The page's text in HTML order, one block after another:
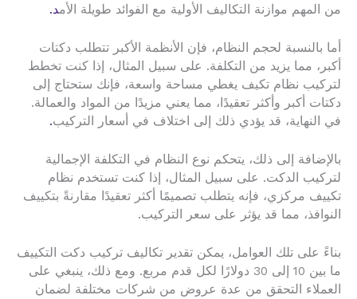
من المهم موازنة التكاليف الأولية مع الفوائد طويلة الأمد.
أما بالنسبة لحجم النظام، فإن الأنظمة الأكبر تتطلب دكتات
أكبر، مما يزيد من التكلفة. على سبيل المثال، إذا كنت تخطط
لتركيب نظام تكيف يغطي مساحة واسعة، فإنك ستحتاج إلى
دكتات أكبر وأكثر تعقيدًا، مما يعني مزيدًا من المواد والعمالة.
في النهاية، قد يؤدي ذلك إلى اختلاف في أسعار التركيب.
بالإضافة إلى ذلك، يتحكم نوع النظام في التكلفة الإجمالية
لتركيب الدكت. على سبيل المثال، إذا كنت تستخدم نظام
تكييف مركزي، فإنه يتطلب تصميمًا أكثر تعقيدًا مقارنةً بتكييف
النوافذ، مما قد يؤثر على سعر التركيب.
بناءً على تلك العوامل، يمكن تقدير تكاليف تركيب دكت التكييف
ما بين 10 إلى 30 دولارًا لكل قدم مربع. ومع ذلك، ينبغي على
العملاء التحقق من عدة عروض من شركات مختلفة لضمان